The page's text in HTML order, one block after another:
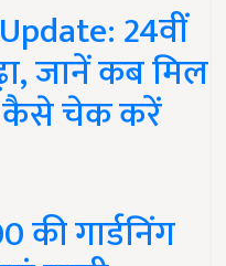
24वीं
जानें कब मिल
कैसे चेक करें
की गार्डनिंग